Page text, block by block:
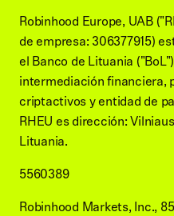
Robinhood Europe, UAB
de empresa: 306377915)
el Banco de Lituania
intermediación financiera,
criptactivos y entidad de
RHEU es dirección:
Lituania.
5560389
Robinhood Markets, Inc.,